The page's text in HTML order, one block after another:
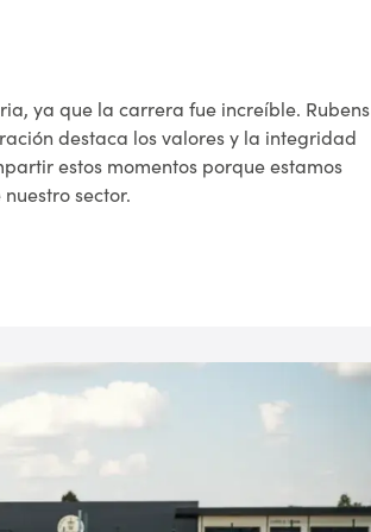
ya que la carrera fue increíble. Rubens
destaca los valores y la integridad
estos momentos porque estamos
sector.